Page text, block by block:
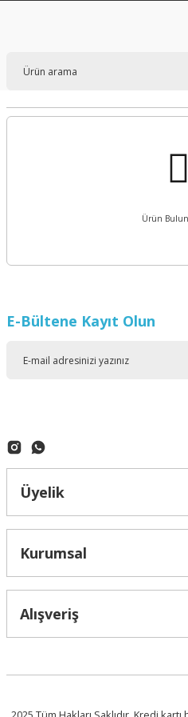
Ürün
E-Bültene Kayıt Olun
Üyelik
Kurumsal
Alışveriş